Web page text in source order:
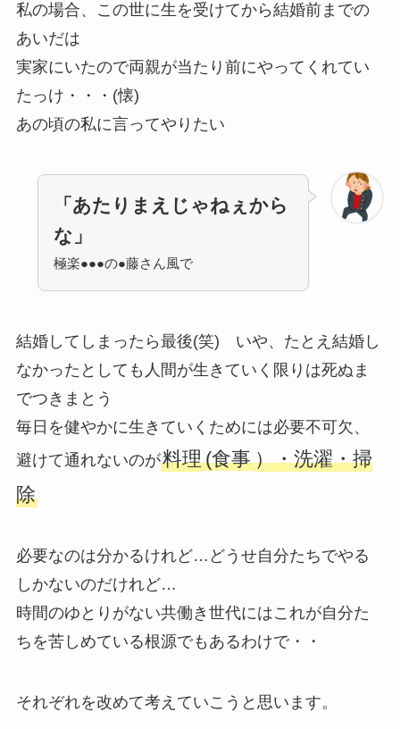
私の場合、この世に生を受けてから結婚前までの
あいだは
実家にいたので両親が当たり前にやってくれてい
たっけ・・・(懐)
あの頃の私に言ってやりたい
「あたりまえじゃねぇから
な」
極楽●●●の●藤さん風で
結婚してしまったら最後(笑) いや、たとえ結婚し
なかったとしても人間が生きていく限りは死ぬま
でつきまとう
毎日を健やかに生きていくためには必要不可欠、
避けて通れないのが料理(食事）・洗濯・掃
除
必要なのは分かるけれど…どうせ自分たちでやる
しかないのだけれど…
時間のゆとりがない共働き世代にはこれが自分た
ちを苦しめている根源でもあるわけで・・
それぞれを改めて考えていこうと思います。